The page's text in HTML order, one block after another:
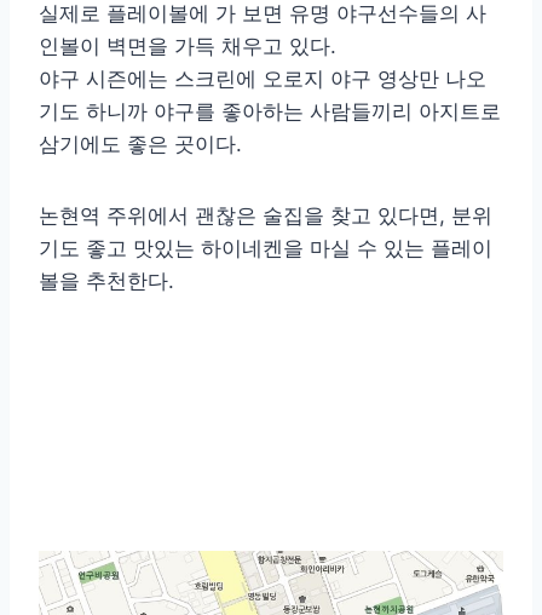
실제로 플레이볼에 가 보면 유명 야구선수들의 사
인볼이 벽면을 가득 채우고 있다.
야구 시즌에는 스크린에 오로지 야구 영상만 나오
기도 하니까 야구를 좋아하는 사람들끼리 아지트로
삼기에도 좋은 곳이다.
논현역 주위에서 괜찮은 술집을 찾고 있다면, 분위
기도 좋고 맛있는 하이네켄을 마실 수 있는 플레이
볼을 추천한다.